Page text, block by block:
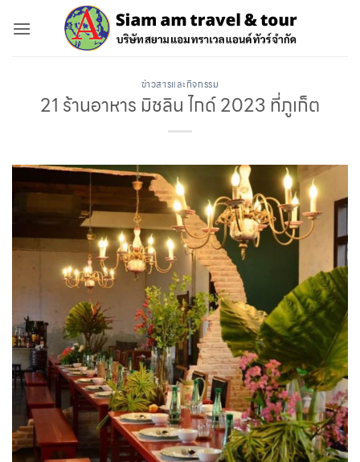
ข่าวสารและกิจกรรม
21 ร้านอาหาร มิชลิน ไกด์ 2023 ที่ภูเก็ต